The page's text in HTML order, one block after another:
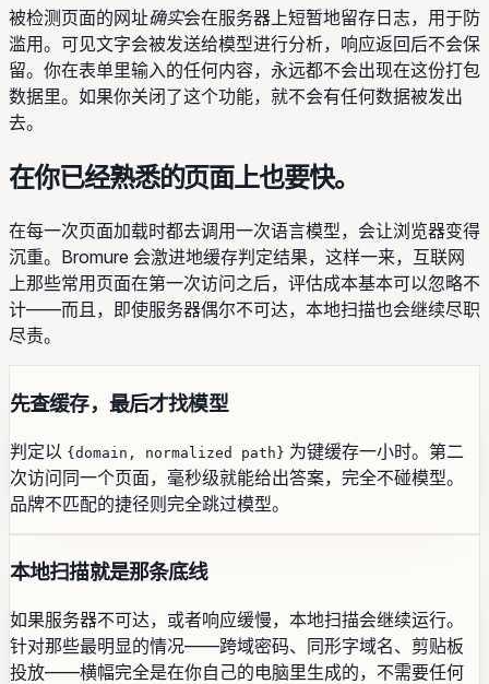
被检测页面的网址确实会在服务器上短暂地留存日志，用于防
滥用。可见文字会被发送给模型进行分析，响应返回后不会保
留。你在表单里输入的任何内容，永远都不会出现在这份打包
数据里。如果你关闭了这个功能，就不会有任何数据被发出
去。
在你已经熟悉的页面上也要快。
在每一次页面加载时都去调用一次语言模型，会让浏览器变得
沉重。Bromure 会激进地缓存判定结果，这样一来，互联网
上那些常用页面在第一次访问之后，评估成本基本可以忽略不
计——而且，即使服务器偶尔不可达，本地扫描也会继续尽职
尽责。
先查缓存，最后才找模型
判定以 {domain, normalized path} 为键缓存一小时。第二
次访问同一个页面，毫秒级就能给出答案，完全不碰模型。
品牌不匹配的捷径则完全跳过模型。
本地扫描就是那条底线
如果服务器不可达，或者响应缓慢，本地扫描会继续运行。
针对那些最明显的情况——跨域密码、同形字域名、剪贴板
投放——横幅完全是在你自己的电脑里生成的，不需要任何